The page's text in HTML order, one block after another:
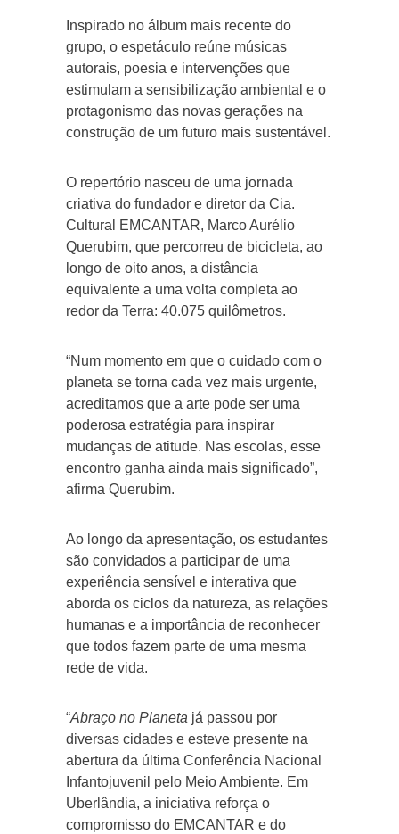
Inspirado no álbum mais recente do
grupo, o espetáculo reúne músicas
autorais, poesia e intervenções que
estimulam a sensibilização ambiental e o
protagonismo das novas gerações na
construção de um futuro mais sustentável.
O repertório nasceu de uma jornada
criativa do fundador e diretor da Cia.
Cultural EMCANTAR, Marco Aurélio
Querubim, que percorreu de bicicleta, ao
longo de oito anos, a distância
equivalente a uma volta completa ao
redor da Terra: 40.075 quilômetros.
“Num momento em que o cuidado com o
planeta se torna cada vez mais urgente,
acreditamos que a arte pode ser uma
poderosa estratégia para inspirar
mudanças de atitude. Nas escolas, esse
encontro ganha ainda mais significado”,
afirma Querubim.
Ao longo da apresentação, os estudantes
são convidados a participar de uma
experiência sensível e interativa que
aborda os ciclos da natureza, as relações
humanas e a importância de reconhecer
que todos fazem parte de uma mesma
rede de vida.
“Abraço no Planeta já passou por
diversas cidades e esteve presente na
abertura da última Conferência Nacional
Infantojuvenil pelo Meio Ambiente. Em
Uberlândia, a iniciativa reforça o
compromisso do EMCANTAR e do